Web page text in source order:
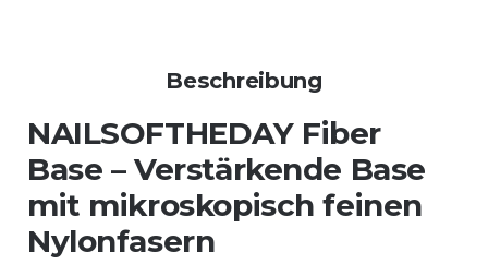
Beschreibung
NAILSOFTHEDAY Fiber
Base – Verstärkende Base
mit mikroskopisch feinen
Nylonfasern